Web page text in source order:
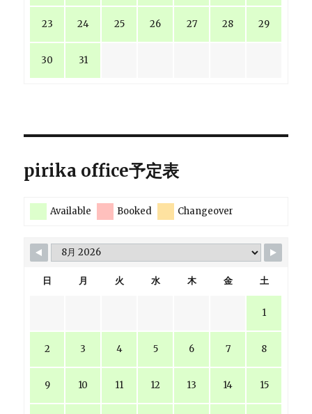
23 24 25 26 27 28 29
30 31
pirika office予定表
Available Booked Changeover
日 月 火 水 木 金 土
1
2 3 4 5 6 7 8
9 10 11 12 13 14 15